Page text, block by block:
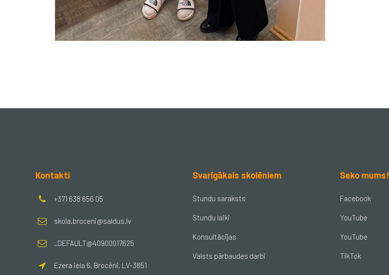
Kontakti
+371 638 656 05
skola.broceni@saldus.lv
_DEFAULT@40900017625
Ezera iela 6, Brocēni, LV-3851
Svarīgākais skolēniem
Stundu saraksts
Stundu laiki
Konsultācijas
Valsts pārbaudes darbi
Seko mums!
Facebook
YouTube
YouTube
TikTok